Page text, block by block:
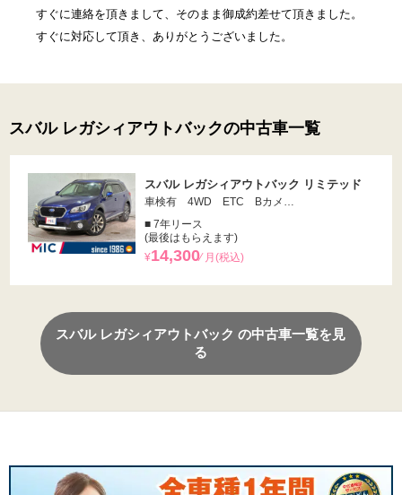
すぐに連絡を頂きまして、そのまま御成約差せて頂きました。
すぐに対応して頂き、ありがとうございました。
スバル レガシィアウトバックの中古車一覧
スバル レガシィアウトバック リミテッド
車検有 4WD ETC Bカメ…
■ 7年リース
(最後はもらえます)
¥14,300⁄ 月(税込)
スバル レガシィアウトバック の中古車一覧を見
る